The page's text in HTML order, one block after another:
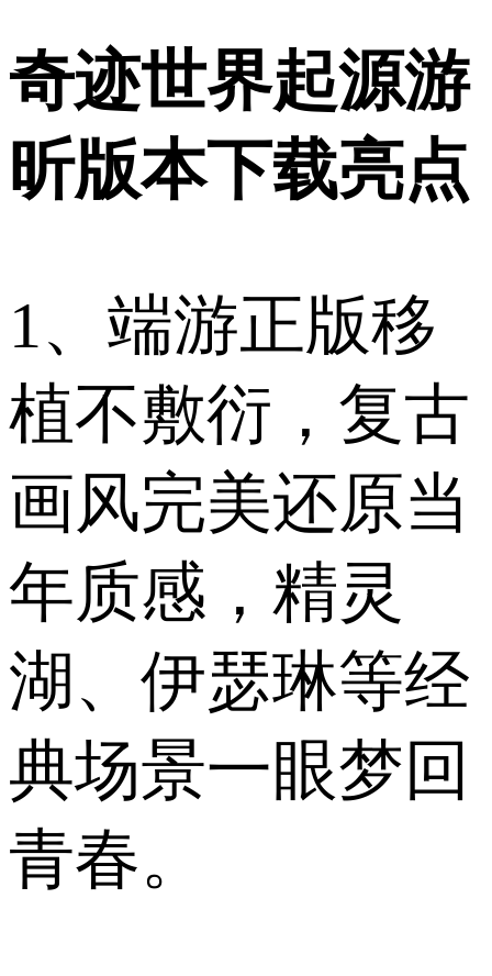
奇迹世界起源游
昕版本下载亮点
1、端游正版移
植不敷衍，复古
画风完美还原当
年质感，精灵
湖、伊瑟琳等经
典场景一眼梦回
青春。